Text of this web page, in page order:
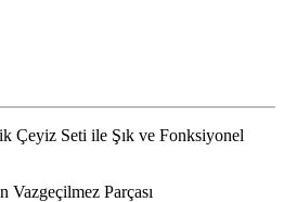
Çeyiz Seti ile Şık ve Fonksiyonel
Parçası